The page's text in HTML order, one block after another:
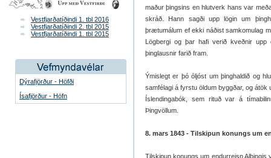
Vestfjarðatíðindi 1. tbl 2016
Vestfjarðatíðindi 2. tbl 2015
Vestfjarðatíðindi 1. tbl 2015
Dýrafjörður - Höfði
Ísafjörður - Höfn
maður þingsins en hlutverk hans var
skráð. Hann sagði upp lögin um
þrætumálum ef ekki náðist samkomulag
Lögbergi og þar hafi verið kveðnir
þinglausnir farið fram.
Ýmislegt er þó óljóst um þinghaldið og
samfélagi á fyrstu öldum byggðar, og átök
Íslendingabók, sem rituð var á
Þingvöllum.
8. mars 1843 - Tilskipun konungs um
Tilskipun konungs um endurreisn